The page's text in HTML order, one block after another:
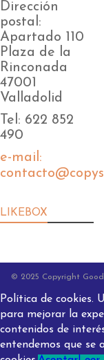
Dirección
postal:
Apartado 110
Plaza de la
Rinconada
47001
Valladolid
Tel: 622 852
490
e-mail:
LIKEBOX
© 2025 Copyright
Política de cookies.
para mejorar la
contenidos de
entendemos que se